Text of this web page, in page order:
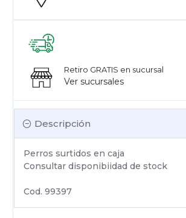
Descripción
Perros surtidos en caja
Consultar disponibiidad de stock
Cod. 99397
Retiro GRATIS en sucursal
Ver sucursales